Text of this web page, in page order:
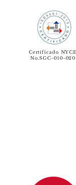
Certificado
No.SGC-010-020